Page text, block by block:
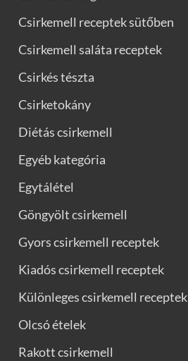
Csirkemell receptek sütőben
Csirkemell saláta receptek
Csirkés tészta
Csirketokány
Diétás csirkemell
Egyéb kategória
Egytálétel
Göngyölt csirkemell
Gyors csirkemell receptek
Kiadós csirkemell receptek
Különleges csirkemell receptek
Olcsó ételek
Rakott csirkemell